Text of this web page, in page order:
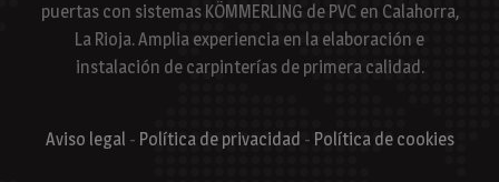
puertas con sistemas KÖMMERLING de PVC en Calahorra,
La Rioja. Amplia experiencia en la elaboración e
instalación de carpinterías de primera calidad.
Aviso legal - Política de privacidad - Política de cookies